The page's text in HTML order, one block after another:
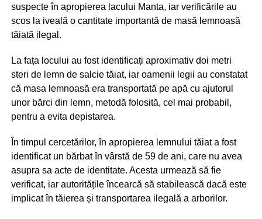
suspecte în apropierea lacului Manta, iar verificările au
scos la iveală o cantitate importantă de masă lemnoasă
tăiată ilegal.
La fața locului au fost identificați aproximativ doi metri
steri de lemn de salcie tăiat, iar oamenii legii au constatat
că masa lemnoasă era transportată pe apă cu ajutorul
unor bărci din lemn, metodă folosită, cel mai probabil,
pentru a evita depistarea.
În timpul cercetărilor, în apropierea lemnului tăiat a fost
identificat un bărbat în vârstă de 59 de ani, care nu avea
asupra sa acte de identitate. Acesta urmează să fie
verificat, iar autoritățile încearcă să stabilească dacă este
implicat în tăierea și transportarea ilegală a arborilor.